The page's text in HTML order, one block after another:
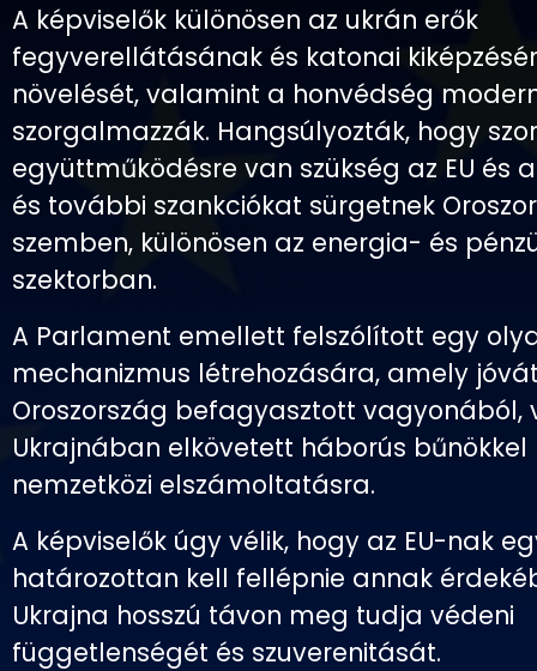
A képviselők különösen az ukrán erők
fegyverellátásának és katonai
növelését, valamint a honvédség
szorgalmazzák. Hangsúlyozták, hogy
együttműködésre van szükség az EU és a
és további szankciókat sürgetnek
szemben, különösen az energia- és
szektorban.
A Parlament emellett felszólított egy
mechanizmus létrehozására, amely
Oroszország befagyasztott vagyonából,
Ukrajnában elkövetett háborús
nemzetközi elszámoltatásra.
A képviselők úgy vélik, hogy az EU-nak
határozottan kell fellépnie annak
Ukrajna hosszú távon meg tudja védeni
függetlenségét és szuverenitását.